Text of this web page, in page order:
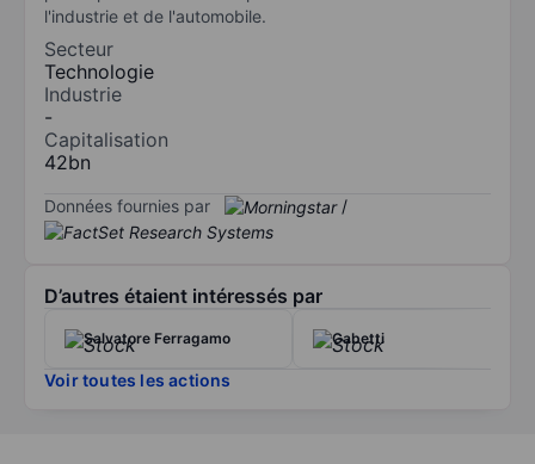
l'industrie et de l'automobile.
Secteur
Technologie
Industrie
-
Capitalisation
42bn
Données fournies par /
D’autres étaient intéressés par
Salvatore Ferragamo Gabetti
Voir toutes les actions